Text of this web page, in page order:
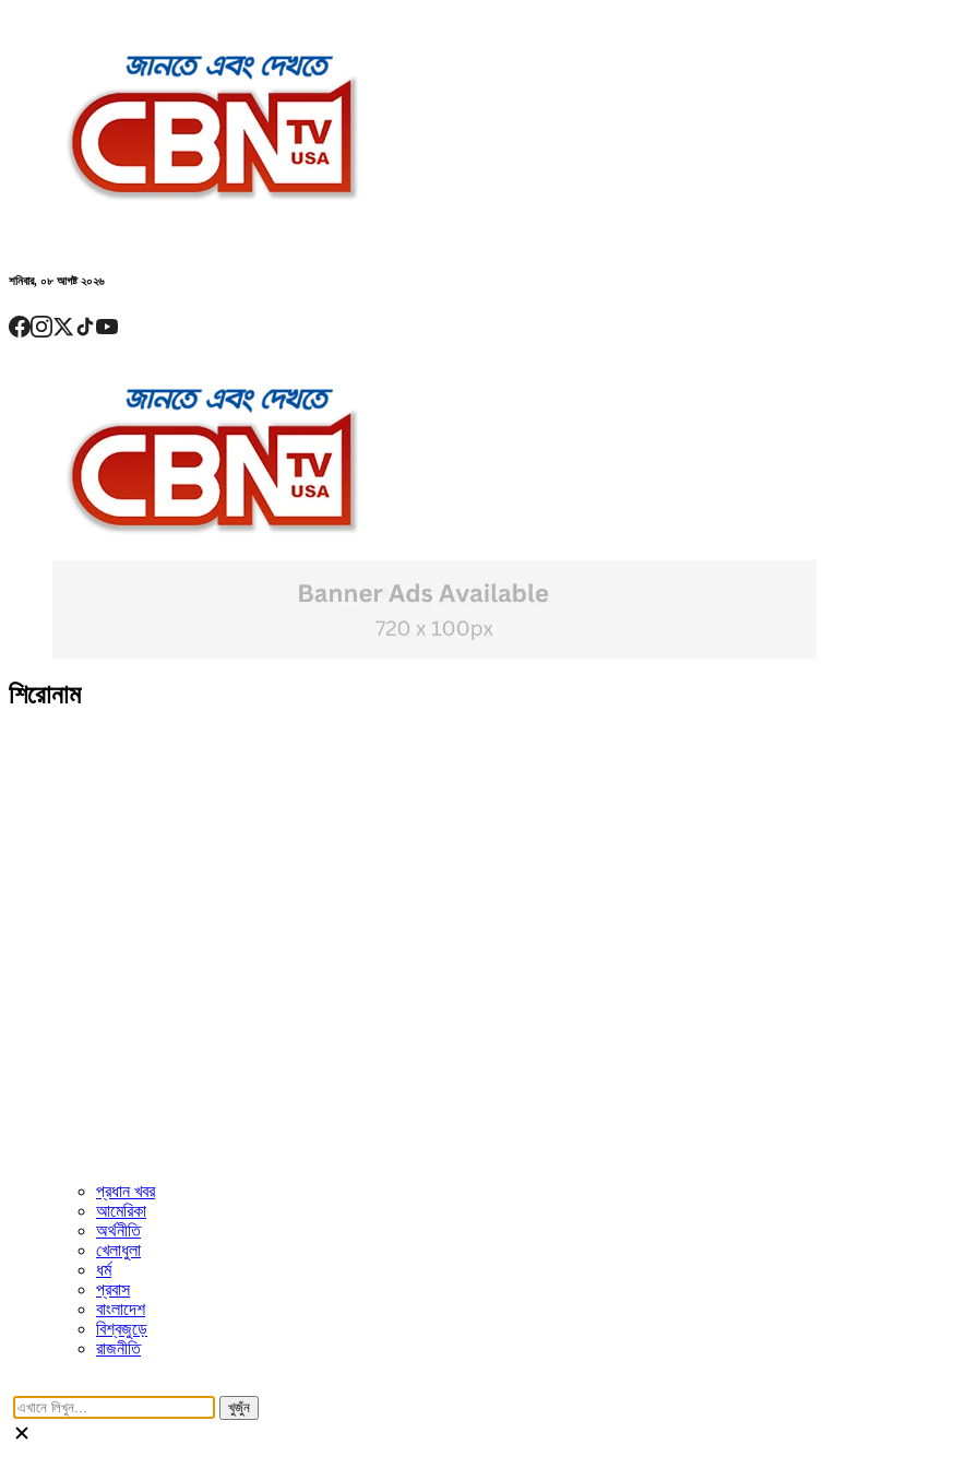
শনিবার, ০৮ আগষ্ট ২০২৬
শিরোনাম
প্রধান খবর
আমেরিকা
অর্থনীতি
খেলাধুলা
ধর্ম
প্রবাস
বাংলাদেশ
বিশ্বজুড়ে
রাজনীতি
খুজুঁন